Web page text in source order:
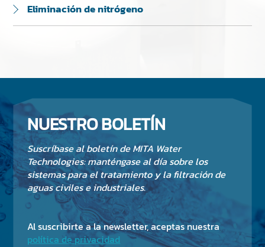
Eliminación de nitrógeno
NUESTRO BOLETÍN
Suscríbase al boletín de MITA Water
Technologies: manténgase al día sobre los
sistemas para el tratamiento y la filtración de
aguas civiles e industriales.
Al suscribirte a la newsletter, aceptas nuestra
política de privacidad